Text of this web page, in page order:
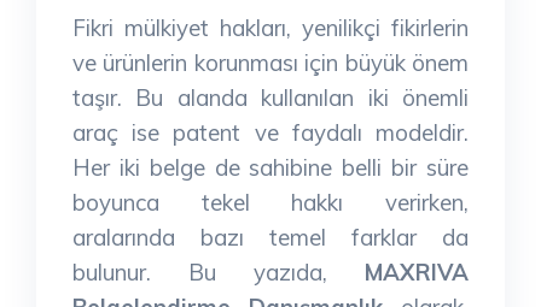
Fikri mülkiyet hakları, yenilikçi fikirlerin
ve ürünlerin korunması için büyük önem
taşır. Bu alanda kullanılan iki önemli
araç ise patent ve faydalı modeldir.
Her iki belge de sahibine belli bir süre
boyunca tekel hakkı verirken,
aralarında bazı temel farklar da
bulunur. Bu yazıda, MAXRIVA